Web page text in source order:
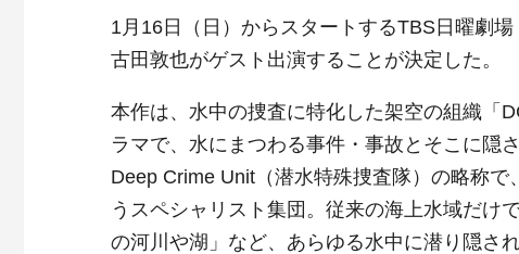
1月16日（日）からスタートするTBS日曜劇
古田敦也がゲスト出演することが決定した。
本作は、水中の捜査に特化した架空の組織「
ラマで、水にまつわる事件・事故とそこに隠
Deep Crime Unit（潜水特殊捜査隊）の略称
うスペシャリスト集団。従来の海上水域だけ
の河川や湖」など、あらゆる水中に潜り隠さ